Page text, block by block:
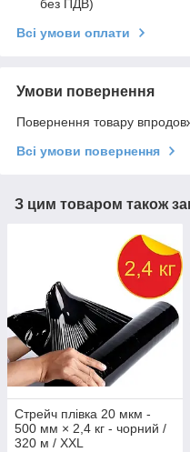
без ПДВ)
Всі умови оплати
Умови повернення
Повернення товару
Всі умови повернення
З цим товаром також
Стрейч плівка 20 мкм -
500 мм × 2,4 кг - чорний /
320 м / XXL